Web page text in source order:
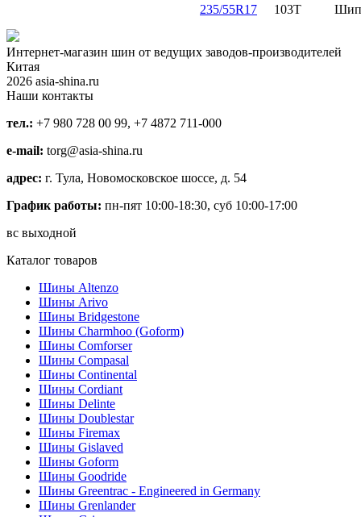
235/55R17
103T Шип
Интернет-магазин шин от ведущих заводов-производителей
Китая
2026 asia-shina.ru
Наши контакты
тел.: +7 980 728 00 99, +7 4872 711-000
e-mail: torg@asia-shina.ru
адрес: г. Тула, Новомосковское шоссе, д. 54
График работы: пн-пят 10:00-18:30, суб 10:00-17:00
вс выходной
Каталог товаров
Шины Altenzo
Шины Arivo
Шины Bridgestone
Шины Charmhoo (Goform)
Шины Comforser
Шины Compasal
Шины Continental
Шины Cordiant
Шины Delinte
Шины Doublestar
Шины Firemax
Шины Gislaved
Шины Goform
Шины Goodride
Шины Greentrac - Engineered in Germany
Шины Grenlander